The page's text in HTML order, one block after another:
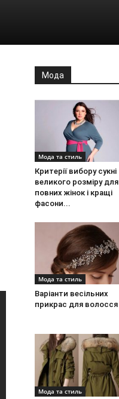
Мода
Мода та стиль
Критерії вибору сукні
великого розміру для
повних жінок і кращі
фасони...
Мода та стиль
Варіанти весільних
прикрас для волосся
Мода та стиль